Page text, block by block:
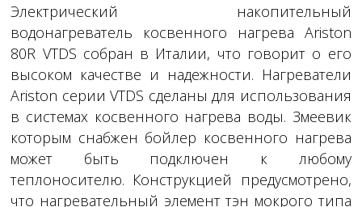
Электрический накопительный
водонагреватель косвенного нагрева Ariston
80R VTDS собран в Италии, что говорит о его
высоком качестве и надежности. Нагреватели
Ariston серии VTDS сделаны для использования
в системах косвенного нагрева воды. Змеевик
которым снабжен бойлер косвенного нагрева
может быть подключен к любому
теплоносителю. Конструкцией предусмотрено,
что нагревательный элемент тэн мокрого типа